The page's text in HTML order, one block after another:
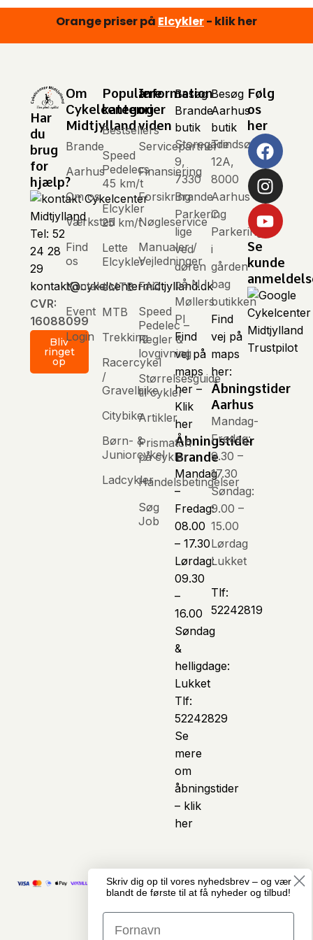
Orange priser på Elcykler- klik her
Har
du
brug
for
hjælp?
Tel: 52
24 28
29
kontakt@cykelcentermidtjylland.dk
CVR:
16088099
Bliv
ringet
op
Om
Cykelcenter
Midtjylland
Brande
Aarhus
Om os
Værksted
Find
os
Kontakt
Event
Login
Populære
kategorier
Bestsellers
Speed
Pedelecs
45 km/t
Elcykler
25 km/t
Lette
Elcykler
eMTB
MTB
Trekking
Racercykel
/
Gravelbike
Citybike
Børn- &
Juniorcykel
Ladcykler
Information
og
viden
Servicepartner
Finansiering
Forsikring
Nøgleservice
Manualer /
Vejledninger
FAQ
Speed
Pedelec –
Regler &
lovgivning
Størrelsesguide
til cykler
Artikler
Prismatch
på cykler
Handelsbetingelser
Søg
Job
Besøg
Brande
butik
Storegade
9,
7330
Brande
Parkering
lige
ved
døren
på N I
Møllers
Pl
Find
vej på
maps
her –
Klik
her
Åbningstider
Brande
Mandag
–
Fredag:
08.00
– 17.30
Lørdag:
09.30
–
16.00
Søndag
&
helligdage:
Lukket
Tlf:
52242829
Se
mere
om
åbningstider
– klik
her
Besøg
Aarhus
butik
Trindsøvej
12A,
8000
Aarhus
C
Parkering
i
gården
bag
butikken
Find
vej på
maps
her:
Åbningstider
Aarhus
Mandag-
Fredag:
9.30 –
17.30
Søndag:
9.00 –
15.00
Lørdag
Lukket
Tlf:
52242819
Følg
os
her
Se
kunde
Trustpilot
© Copyright
Cykelcenter
forbeholdes
Vi anvender kunstig
intelligens som et
Skriv dig op til vores nyhedsbrev – og vær
blandt de første til at få nyheder og tilbud!